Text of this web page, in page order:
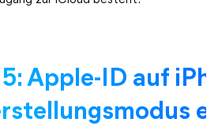
Apple-ID auf